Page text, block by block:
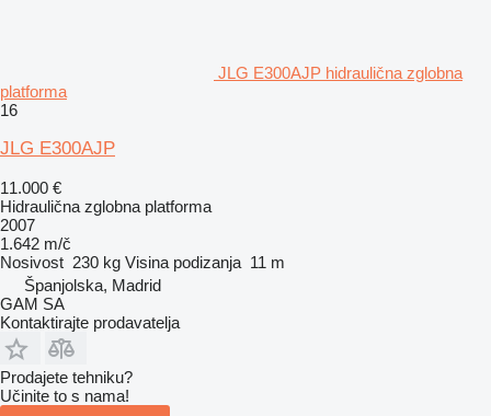
JLG E300AJP hidraulična zglobna
platforma
16
JLG E300AJP
11.000 €
Hidraulična zglobna platforma
2007
1.642 m/č
Nosivost 230 kg Visina podizanja 11 m
Španjolska, Madrid
GAM SA
Kontaktirajte prodavatelja
Prodajete tehniku?
Učinite to s nama!